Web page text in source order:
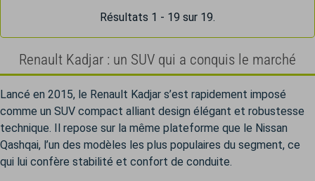
Résultats 1 - 19 sur 19.
Renault Kadjar : un SUV qui a conquis le marché
Lancé en 2015, le Renault Kadjar s’est rapidement imposé
comme un SUV compact alliant design élégant et robustesse
technique. Il repose sur la même plateforme que le Nissan
Qashqai, l’un des modèles les plus populaires du segment, ce
qui lui confère stabilité et confort de conduite.